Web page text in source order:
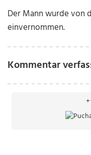
Der Mann wurde von
einvernommen.
Kommentar